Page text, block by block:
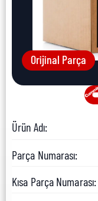
Orijinal Parça
Ürün Adı:
Parça Numarası:
Kısa Parça Numarası: